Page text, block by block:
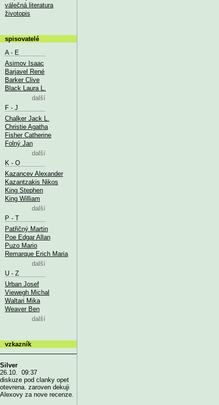
válečná literatura
životopis
spisovatelé
A - E
Asimov Isaac
Barjavel René
Barker Clive
Black Laura L.
další
F - J
Chalker Jack L.
Christie Agatha
Fisher Catherine
Folný Jan
další
K - O
Kazancev Alexander
Kazantzakis Nikos
King Stephen
King William
další
P - T
Patřičný Martin
Poe Edgar Allan
Puzo Mario
Remarque Erich Maria
další
U - Z
Urban Josef
Viewegh Michal
Waltari Mika
Weaver Ben
další
vzkazník
Silver
26.10. 09:37
diskuze pod clanky opet
otevrena. zaroven dekuji
Alexovy za nove recenze.